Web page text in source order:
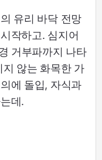
유리 바닥 전망
작하고. 심지어
거부파까지 나타
않는 화목한 가
에 돌입, 자식과
데.